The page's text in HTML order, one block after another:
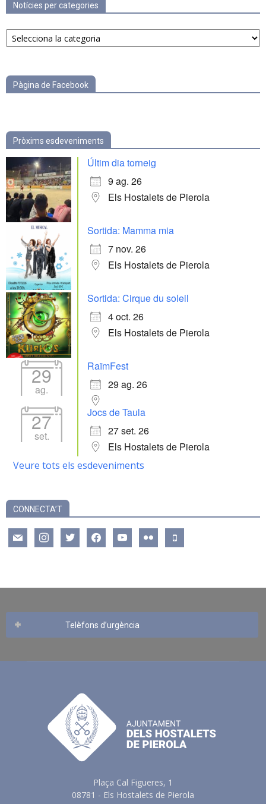
Notícies per categories
Notícies
per
Pàgina de Facebook
Pròxims esdeveniments
Últim dia torneig
9 ag. 26
Els Hostalets de Pierola
Sortida: Mamma mia
7 nov. 26
Els Hostalets de Pierola
Sortida: Cirque du soleil
4 oct. 26
Els Hostalets de Pierola
29
ag.
RaïmFest
29 ag. 26
27
set.
Jocs de Taula
27 set. 26
Els Hostalets de Pierola
Veure tots els esdeveniments
CONNECTA’T
mail instagramtwitter facebookyoutube flickr mobile
Telèfons d’urgència
Plaça Cal Figueres, 1
08781 - Els Hostalets de Pierola